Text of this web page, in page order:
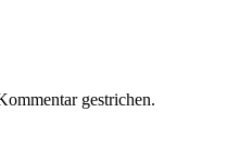
gestrichen.